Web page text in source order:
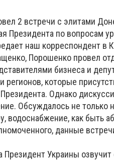
2 встречи с элитами
Президента по вопросам
наш корреспондент в
Порошенко провел
бизнеса и
регионов, которые
Однако
Обсуждалось не только
водоснабжение, как быть
данные
Президент Украины